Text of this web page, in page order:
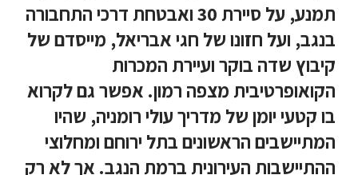
תמנע, על סיירת 30 ואבטחת דרכי התחבורה
בנגב, ועל חזונו של חגי אבריאל, מייסדם של
קיבוץ שדה בוקר ועיירת המכרות
הקואופרטיבית מצפה רמון. אפשר גם לקרוא
בו קטעי יומן של מדריך עולי רומניה, שהיו
המתיישבים הראשונים בתל ירוחם ומחלוצי
ההתיישבות העירונית ברמת הנגב. אך לא רק